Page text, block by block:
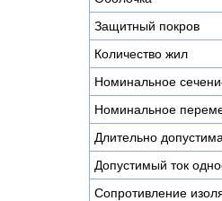
Защитный покров
Количество жил
Номинальное
Номинальное
Длительно
Допустимый ток
Сопротивление